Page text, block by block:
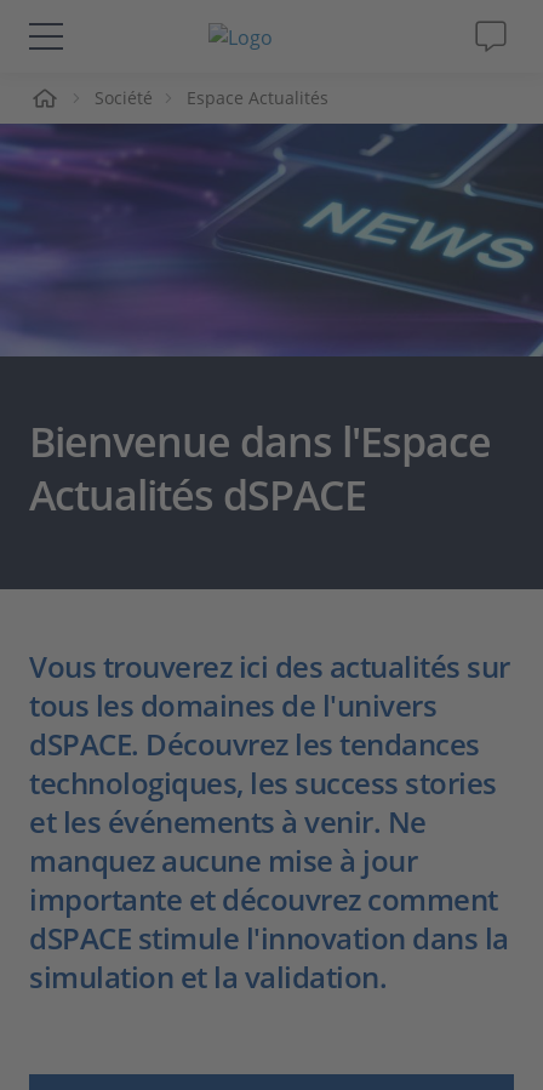
Solutions & Produits
Support
Magazine
Société Espace Actualités
Bienvenue dans l'Espace
Actualités dSPACE
Vous trouverez ici des actualités sur
tous les domaines de l'univers
dSPACE. Découvrez les tendances
technologiques, les success stories
et les événements à venir. Ne
manquez aucune mise à jour
importante et découvrez comment
dSPACE stimule l'innovation dans la
simulation et la validation.